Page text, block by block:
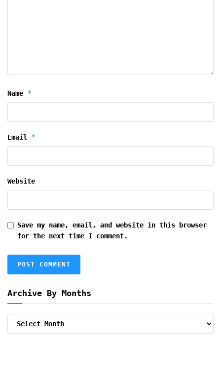
Name *
Email *
Website
Save my name, email, and website in this browser
for the next time I comment.
Archive By Months
Archive